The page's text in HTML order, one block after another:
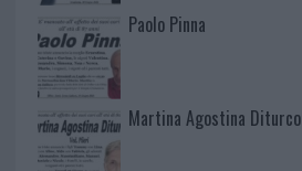
Paolo Pinna
Martina Agostina Diturco